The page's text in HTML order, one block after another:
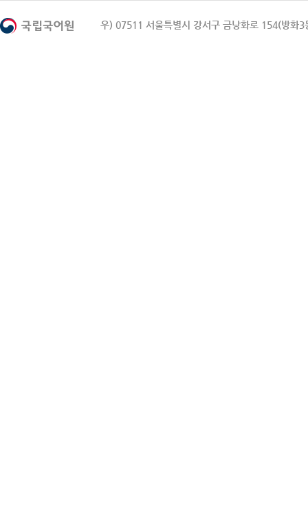
우) 07511 서울특별시 강서구 금낭화로 154(방화3